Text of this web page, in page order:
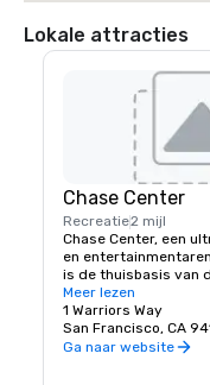
Lokale attracties
Chase Center
Recreatie2 mijl
Chase Center, een
en
is de thuisbasis van
Warriors en bijna 200
jaar.
Meer lezen
1 Warriors Way
San Francisco, CA
Ga naar website